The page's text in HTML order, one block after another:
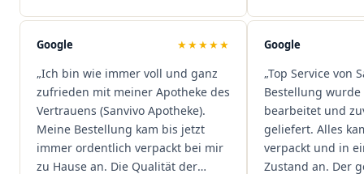
sind extrem zügig, was mir jedes
Mal viel Zeit spart. Man merkt,
Kundenzufriedenheit an erster
Stelle stehen. Vielen Dank an das
Team von Sanvivo – ich bin
rundum begeistert!"
Google ★★★★★
„Ich bin wie immer voll und ganz
zufrieden mit meiner Apotheke des
Vertrauens (Sanvivo Apotheke).
Meine Bestellung kam bis jetzt
immer ordentlich verpackt bei mir
zu Hause an. Die Qualität der
Google
„Top Service von
Bestellung wurde
bearbeitet und
geliefert. Alles
verpackt und in
Zustand an. Der